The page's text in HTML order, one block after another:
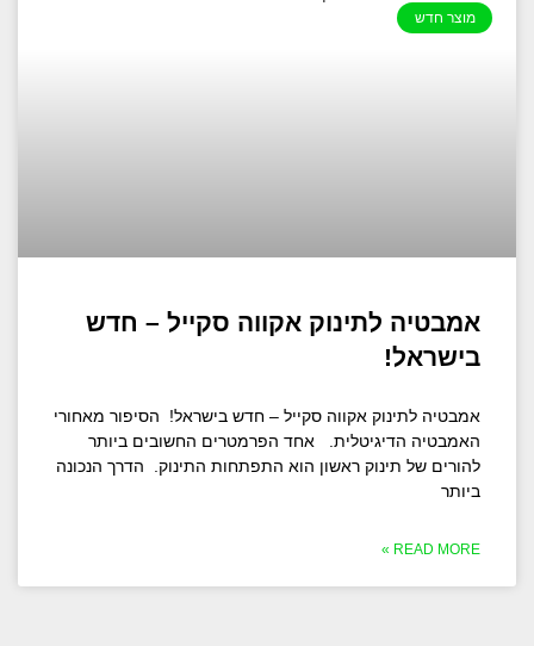
מוצר חדש
אמבטיה לתינוק אקווה סקייל – חדש
בישראל!
אמבטיה לתינוק אקווה סקייל – חדש בישראל! הסיפור מאחורי
האמבטיה הדיגיטלית. אחד הפרמטרים החשובים ביותר
להורים של תינוק ראשון הוא התפתחות התינוק. הדרך הנכונה
ביותר
READ MORE »